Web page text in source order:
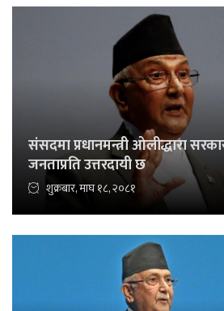
संसदमा प्रधानमन्त्री ओलीद्धारा
जनताप्रति उत्तरदायी छ
शुक्रबार, माघ १८, २०८१